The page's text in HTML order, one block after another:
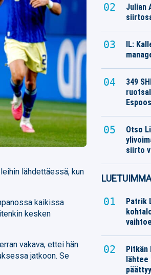
lähdettäessä, kun
kaikissa
kesken
vakava, ettei hän
jatkoon. Se
Julian
IL:
349
Otso
siirto
Patrik
Pitkän
lähtee
päättyy